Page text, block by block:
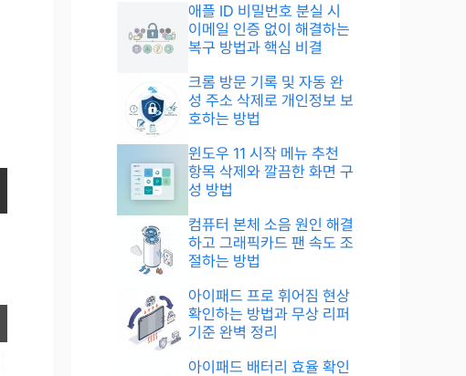
애플 ID 비밀번호 분실 시
이메일 인증 없이 해결하는
복구 방법과 핵심 비결
크롬 방문 기록 및 자동 완
성 주소 삭제로 개인정보 보
호하는 방법
윈도우 11 시작 메뉴 추천
항목 삭제와 깔끔한 화면 구
성 방법
컴퓨터 본체 소음 원인 해결
하고 그래픽카드 팬 속도 조
절하는 방법
아이패드 프로 휘어짐 현상
확인하는 방법과 무상 리퍼
기준 완벽 정리
아이패드 배터리 효율 확인